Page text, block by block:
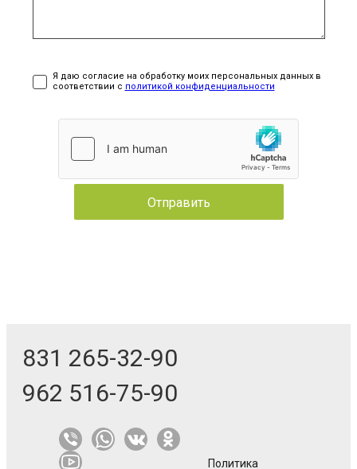
Я даю согласие на обработку моих персональных данных в
соответствии с политикой конфиденциальности
831 265-32-90
962 516-75-90
Политика